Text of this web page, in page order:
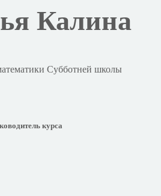
Калина
Субботней школы
курса